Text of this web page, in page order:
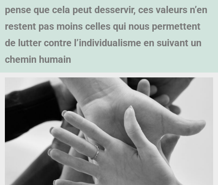
pense que cela peut desservir, ces valeurs n’en
restent pas moins celles qui nous permettent
de lutter contre l’individualisme en suivant un
chemin humain